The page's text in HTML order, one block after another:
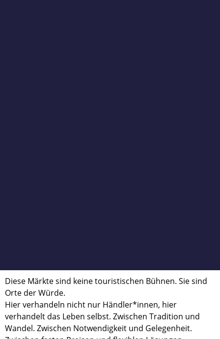
Diese Märkte sind keine touristischen Bühnen. Sie sind
Orte der Würde.
Hier verhandeln nicht nur Händler*innen, hier
verhandelt das Leben selbst. Zwischen Tradition und
Wandel. Zwischen Notwendigkeit und Gelegenheit.